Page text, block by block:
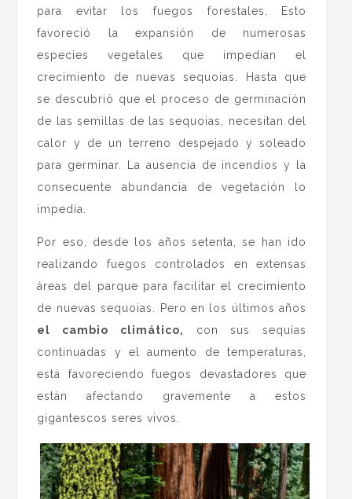
para evitar los fuegos forestales. Esto
favoreció la expansión de numerosas
especies vegetales que impedían el
crecimiento de nuevas sequoias. Hasta que
se descubrió que el proceso de germinación
de las semillas de las sequoias, necesitan del
calor y de un terreno despejado y soleado
para germinar. La ausencia de incendios y la
consecuente abundancia de vegetación lo
impedía.
Por eso, desde los años setenta, se han ido
realizando fuegos controlados en extensas
áreas del parque para facilitar el crecimiento
de nuevas sequoias. Pero en los últimos años
el cambio climático,
con sus sequías
continuadas y el aumento de temperaturas,
está favoreciendo fuegos devastadores que
están afectando gravemente a estos
gigantescos seres vivos.